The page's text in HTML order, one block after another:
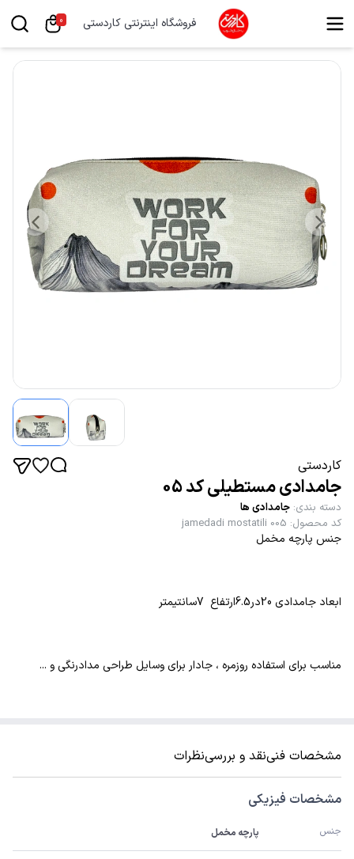
فروشگاه اینترنتی کاردستی 0
کاردستی
جامدادی مستطیلی کد 05
دسته بندی: جامدادی ها
کد محصول:
jamedadi mostatili 005
جنس پارچه مخمل
ابعاد جامدادی 20در6.5ارتفاع 7سانتیمتر
مناسب برای استفاده روزمره ، جادار برای وسایل طراحی مدادرنگی و ...
مشخصات فنینقد و بررسینظرات
مشخصات فیزیکی
جنس پارچه مخمل